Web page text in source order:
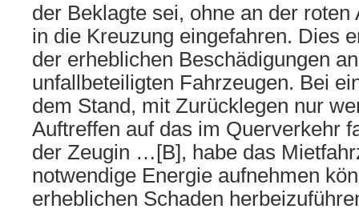
der Beklagte sei, ohne an der roten
in die Kreuzung eingefahren. Dies
der erheblichen Beschädigungen
unfallbeteiligten Fahrzeugen. Bei
dem Stand, mit Zurücklegen nur
Auftreffen auf das im Querverkehr
der Zeugin …[B], habe das
notwendige Energie aufnehmen
erheblichen Schaden